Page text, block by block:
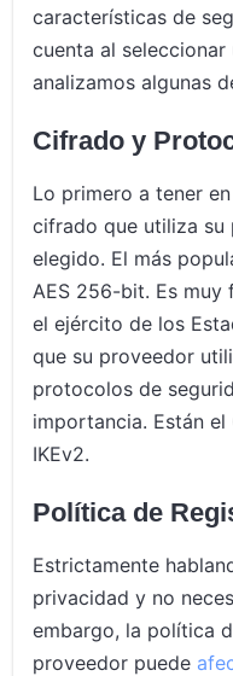
características de
cuenta al seleccionar
analizamos algunas
Cifrado y
Lo primero a tener
cifrado que utiliza su
elegido. El más
AES 256-bit. Es
el ejército de los
que su proveedor
protocolos de
importancia. Están el
IKEv2.
Política de
Estrictamente
privacidad y no
embargo, la política
proveedor puede